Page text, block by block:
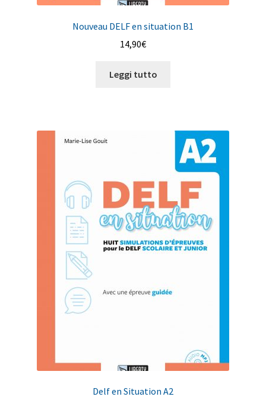
Nouveau DELF en situation B1
14,90€
Leggi tutto
Delf en Situation A2